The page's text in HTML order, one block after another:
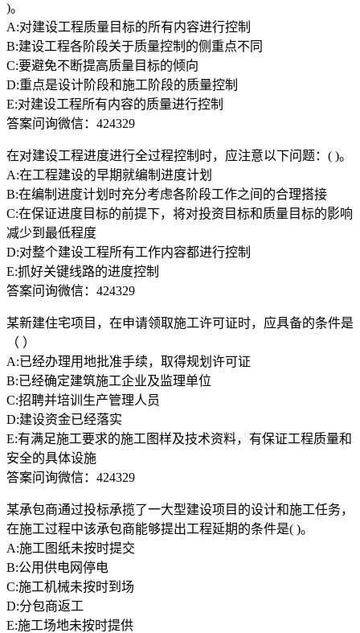
)。
A:对建设工程质量目标的所有内容进行控制
B:建设工程各阶段关于质量控制的侧重点不同
C:要避免不断提高质量目标的倾向
D:重点是设计阶段和施工阶段的质量控制
E:对建设工程所有内容的质量进行控制
答案问询微信：424329
在对建设工程进度进行全过程控制时，应注意以下问题：( )。
A:在工程建设的早期就编制进度计划
B:在编制进度计划时充分考虑各阶段工作之间的合理搭接
C:在保证进度目标的前提下，将对投资目标和质量目标的影响
减少到最低程度
D:对整个建设工程所有工作内容都进行控制
E:抓好关键线路的进度控制
答案问询微信：424329
某新建住宅项目，在申请领取施工许可证时，应具备的条件是
（ ）
A:已经办理用地批准手续，取得规划许可证
B:已经确定建筑施工企业及监理单位
C:招聘并培训生产管理人员
D:建设资金已经落实
E:有满足施工要求的施工图样及技术资料，有保证工程质量和
安全的具体设施
答案问询微信：424329
某承包商通过投标承揽了一大型建设项目的设计和施工任务，
在施工过程中该承包商能够提出工程延期的条件是( )。
A:施工图纸未按时提交
B:公用供电网停电
C:施工机械未按时到场
D:分包商返工
E:施工场地未按时提供